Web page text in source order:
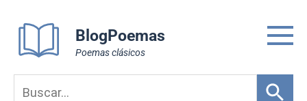
content
BlogPoemas
Poemas clásicos